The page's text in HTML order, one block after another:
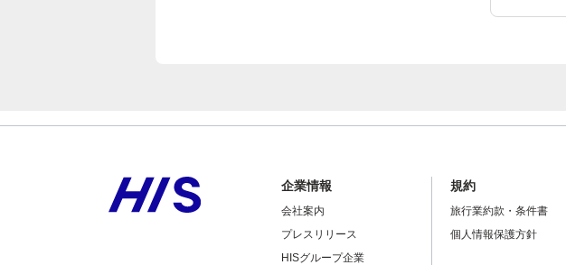
企業情報
会社案内
プレスリリース
HISグループ企業
規約
旅行業約款・条件書
個人情報保護方針